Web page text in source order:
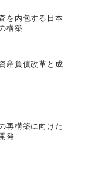
を内包する日本
構築
産負債改革と成
再構築に向けた
発